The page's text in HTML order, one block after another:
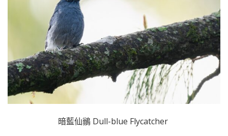
暗藍仙鶲 Dull-blue Flycatcher